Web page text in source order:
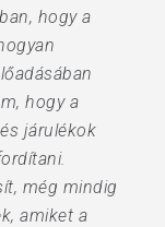
hogy a
hogy a
járulékok
még mindig
amiket a